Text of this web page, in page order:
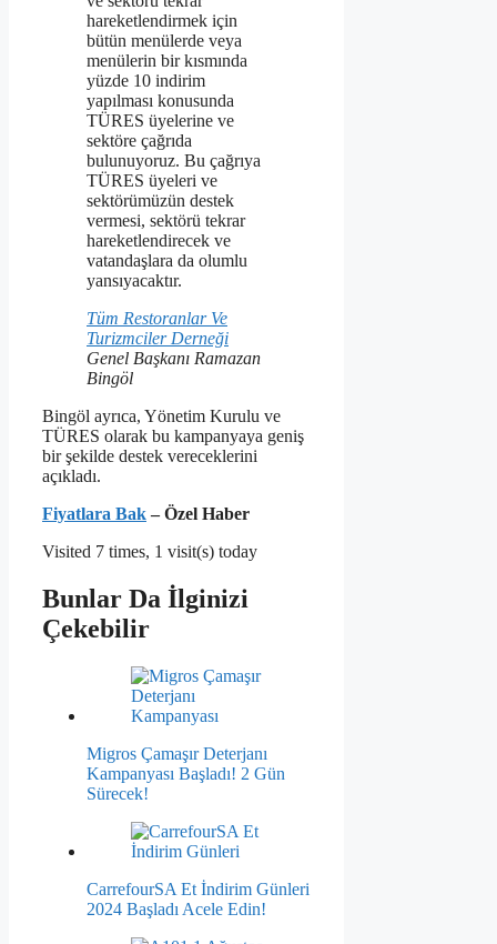
hareketlendirmek için
bütün menülerde veya
menülerin bir kısmında
yüzde 10 indirim
yapılması konusunda
TÜRES üyelerine ve
sektöre çağrıda
bulunuyoruz. Bu çağrıya
TÜRES üyeleri ve
sektörümüzün destek
vermesi, sektörü tekrar
hareketlendirecek ve
vatandaşlara da olumlu
yansıyacaktır.
Tüm Restoranlar Ve
Turizmciler Derneği
Genel Başkanı Ramazan
Bingöl
Bingöl ayrıca, Yönetim Kurulu ve
TÜRES olarak bu kampanyaya geniş
bir şekilde destek vereceklerini
açıkladı.
Fiyatlara Bak– Özel Haber
Visited 7 times, 1 visit(s) today
Bunlar Da İlginizi
Çekebilir
Migros Çamaşır Deterjanı
Kampanyası Başladı! 2 Gün
Sürecek!
CarrefourSA Et İndirim Günleri
2024 Başladı Acele Edin!